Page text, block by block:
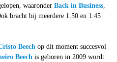
waaronder Back in Business,
bracht bij meerdere 1.50 en 1.45
Beechop dit moment succesvol
Beechis geboren in 2009 wordt